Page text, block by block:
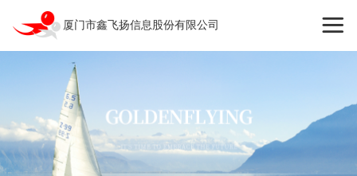
厦门市鑫飞扬信息股份有限公司